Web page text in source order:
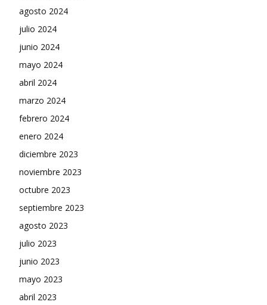
agosto 2024
julio 2024
junio 2024
mayo 2024
abril 2024
marzo 2024
febrero 2024
enero 2024
diciembre 2023
noviembre 2023
octubre 2023
septiembre 2023
agosto 2023
julio 2023
junio 2023
mayo 2023
abril 2023